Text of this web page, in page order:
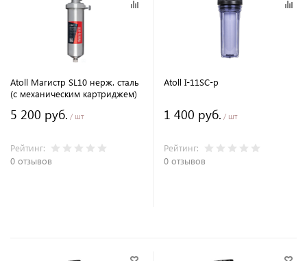
Atoll Магистр SL10 нерж. сталь
(c механическим картриджем)
5 200 руб. / шт
Рейтинг:
0 отзывов
Atoll I-11SC-p
1 400 руб. / шт
Рейтинг:
0 отзывов